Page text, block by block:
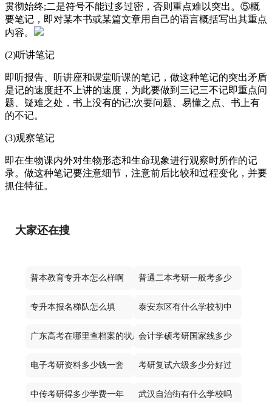
贯彻始终;二是符号不能过多过密，否则重点难以突出。⑤概
要笔记，即对某本书或某篇文章用自己的语言概括写出其重点
内容。
(2)听讲笔记
即听报告、听讲座和课堂听课的笔记，做这种笔记的突出矛盾
是记的速度赶不上讲的速度，为此要做到三记三不记即重点问
题、疑难之处，书上没有的记;次要问题、易懂之点、书上有
的不记。
(3)观察笔记
即在生物课内外对生物形态和生命现象进行观察时所作的记
录。做这种笔记要注意细节，注意前后比较和过程变化，并要
抓住特征。
大家还在搜
普本教育专升本怎么样啊 普通二本考研一般考多少
专升本报名梯队怎么填 泰安东区有什么学校初中
广东高考在哪里查档案的状态会计学硕考研国家线多少
电子考研资料多少钱一套 考研复试六级多少分好过
中传考研得多少学费一年 武汉自治街有什么学校吗